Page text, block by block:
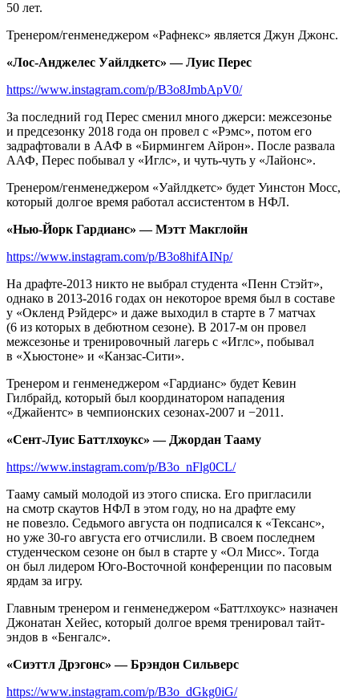
50 лет.
Тренером/генменеджером «Рафнекс» является Джун Джонс.
«Лос-Анджелес Уайлдкетс» — Луис Перес
https://www.instagram.com/p/B3o8JmbApV0/
За последний год Перес сменил много джерси: межсезонье
и предсезонку 2018 года он провел с «Рэмс», потом его
задрафтовали в ААФ в «Бирмингем Айрон». После развала
ААФ, Перес побывал у «Иглс», и чуть-чуть у «Лайонс».
Тренером/генменеджером «Уайлдкетс» будет Уинстон Мосс,
который долгое время работал ассистентом в НФЛ.
«Нью-Йорк Гардианс» — Мэтт Макглойн
https://www.instagram.com/p/B3o8hifAINp/
На драфте-2013 никто не выбрал студента «Пенн Стэйт»,
однако в 2013-2016 годах он некоторое время был в составе
у «Окленд Рэйдерс» и даже выходил в старте в 7 матчах
(6 из которых в дебютном сезоне). В 2017-м он провел
межсезонье и тренировочный лагерь с «Иглс», побывал
в «Хьюстоне» и «Канзас-Сити».
Тренером и генменеджером «Гардианс» будет Кевин
Гилбрайд, который был координатором нападения
«Джайентс» в чемпионских сезонах-2007 и −2011.
«Сент-Луис Баттлхоукс» — Джордан Тааму
https://www.instagram.com/p/B3o_nFlg0CL/
Тааму самый молодой из этого списка. Его пригласили
на смотр скаутов НФЛ в этом году, но на драфте ему
не повезло. Седьмого августа он подписался к «Тексанс»,
но уже 30-го августа его отчислили. В своем последнем
студенческом сезоне он был в старте у «Ол Мисс». Тогда
он был лидером Юго-Восточной конференции по пасовым
ярдам за игру.
Главным тренером и генменеджером «Баттлхоукс» назначен
Джонатан Хейес, который долгое время тренировал тайт-
эндов в «Бенгалс».
«Сиэттл Дрэгонс» — Брэндон Сильверс
https://www.instagram.com/p/B3o_dGkg0iG/